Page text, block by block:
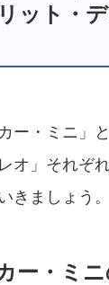
ット・
ー・ミニ」
オ」それぞ
きましょう。
ー・ミ